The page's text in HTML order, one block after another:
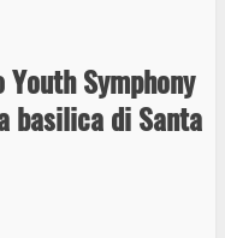
Symphony
basilica di Santa
di Atletica a